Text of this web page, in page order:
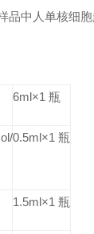
中人单核细胞
6ml×1 瓶
0.5ml×1 瓶
1.5ml×1 瓶